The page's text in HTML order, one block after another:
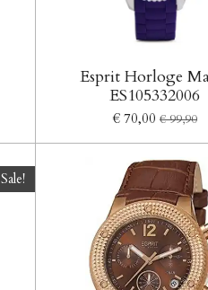
Esprit Horloge
ES105332006
€ 70,00 € 99,90
Sale!